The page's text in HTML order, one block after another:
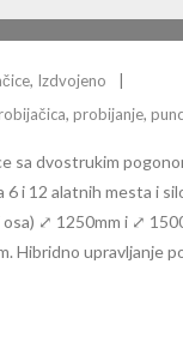
, Izdvojeno
, probijanje,
sa dvostrukim
i 12 alatnih mesta i
⤢ 1250mm i ⤢
upravljanje